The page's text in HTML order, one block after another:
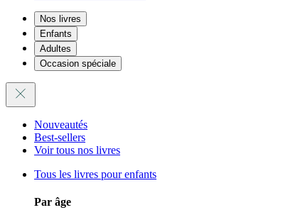
Nos livres
Enfants
Adultes
Occasion spéciale
Nouveautés
Best-sellers
Voir tous nos livres
Tous les livres pour enfants
Par âge